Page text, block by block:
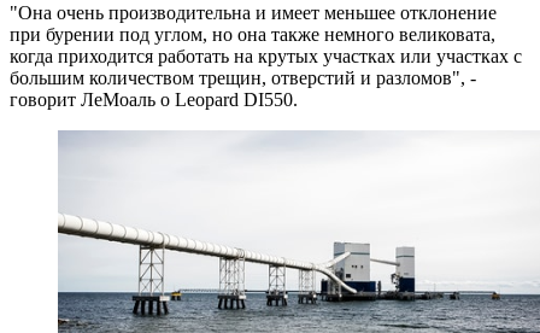
"Она очень производительна и имеет меньшее отклонение
при бурении под углом, но она также немного великовата,
когда приходится работать на крутых участках или участках с
большим количеством трещин, отверстий и разломов", -
говорит ЛеМоаль о Leopard DI550.